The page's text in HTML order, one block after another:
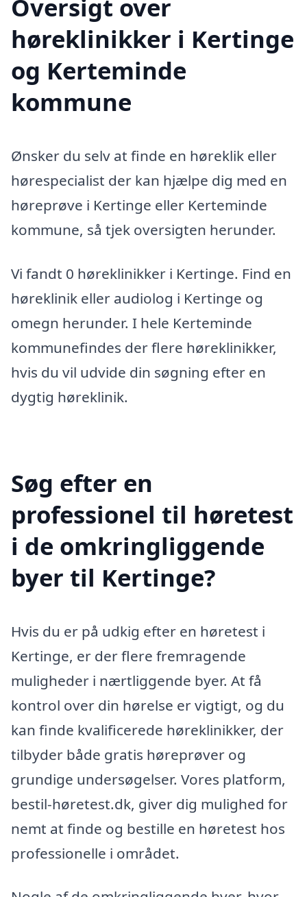
Oversigt over
høreklinikker i Kertinge
og Kerteminde
kommune
Ønsker du selv at finde en høreklik eller
hørespecialist der kan hjælpe dig med en
høreprøve i Kertinge eller Kerteminde
kommune, så tjek oversigten herunder.
Vi fandt 0 høreklinikker i Kertinge. Find en
høreklinik eller audiolog i Kertinge og
omegn herunder. I hele Kerteminde
kommunefindes der flere høreklinikker,
hvis du vil udvide din søgning efter en
dygtig høreklinik.
Søg efter en
professionel til høretest
i de omkringliggende
byer til Kertinge?
Hvis du er på udkig efter en høretest i
Kertinge, er der flere fremragende
muligheder i nærtliggende byer. At få
kontrol over din hørelse er vigtigt, og du
kan finde kvalificerede høreklinikker, der
tilbyder både gratis høreprøver og
grundige undersøgelser. Vores platform,
bestil-høretest.dk, giver dig mulighed for
nemt at finde og bestille en høretest hos
professionelle i området.